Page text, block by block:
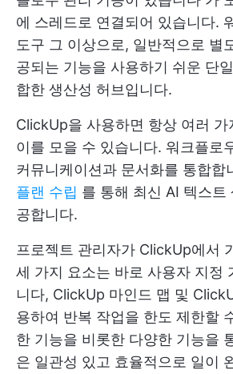
에 스레드로 연결되어 있습니다.
도구 그 이상으로, 일반적으로 별
공되는 기능을 사용하기 쉬운 단
합한 생산성 허브입니다.
ClickUp을 사용하면 항상 여러 가
이를 모을 수 있습니다. 워크플로
커뮤니케이션과 문서화를 통합합
플랜 수립 를 통해 최신 AI 텍스트
공합니다.
프로젝트 관리자가 ClickUp에서
세 가지 요소는 바로 사용자 지정
니다, ClickUp 마인드 맵 및
용하여 반복 작업을 한도 제한할
한 기능을 비롯한 다양한 기능을
은 일관성 있고 효율적으로 일이